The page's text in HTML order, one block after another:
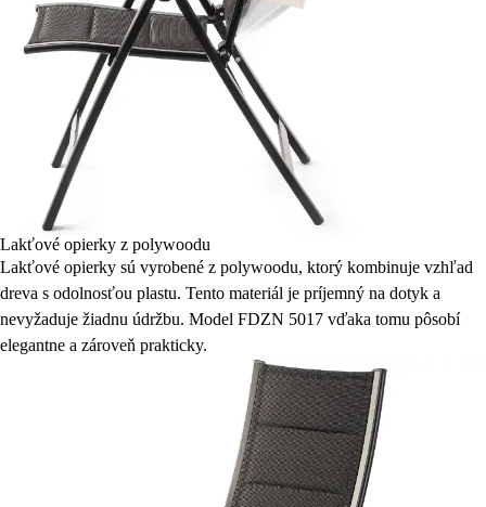
Lakťové opierky z polywoodu
Lakťové opierky sú vyrobené z polywoodu, ktorý kombinuje vzhľad
dreva s odolnosťou plastu. Tento materiál je príjemný na dotyk a
nevyžaduje žiadnu údržbu. Model FDZN 5017 vďaka tomu pôsobí
elegantne a zároveň prakticky.